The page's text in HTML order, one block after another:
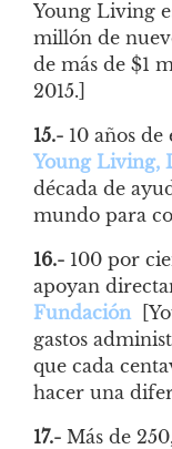
Young Living
millón de
de más de $1
2015.]
15.- 10 años
Young Living,
década de
mundo para
16.- 100 por
apoyan
Fundación
gastos
que cada
hacer una
17.- Más de